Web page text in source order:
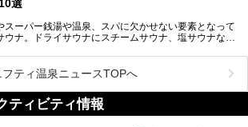
今回は、ニフティ温泉ライターである筆者が現地体
メント・宿泊施設・グルメ・その他施設まで、多彩な
と魅力を徹底紹介します！
選
スーパー銭湯や温泉、スパに欠かせない要素となって
ウナ。ドライサウナにスチームサウナ、塩サウナな
、ロウリュウなど、心ゆくまで楽しむためのサービス
した施設も多くみられます。
そんなサウナにこだわった、福岡県内のオススメ温
湯・スパを10件紹介したいと思います！
フティ温泉ニュースTOPへ
ティビティ情報